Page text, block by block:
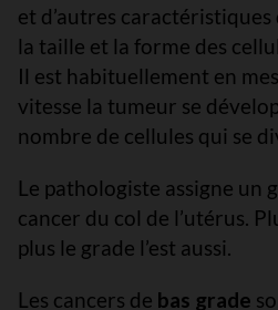
et d’autres
la taille et la forme des
Il est habituellement en
vitesse la tumeur se
nombre de cellules qui se
Le pathologiste assigne un
cancer du col de l’utérus.
plus le grade l’est aussi.
Les cancers de bas grade